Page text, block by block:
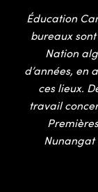
Éducation
bureaux
Nation
d’années, en
ces lieux.
travail
Nunangat